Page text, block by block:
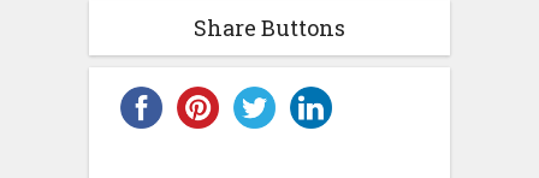
Share Buttons